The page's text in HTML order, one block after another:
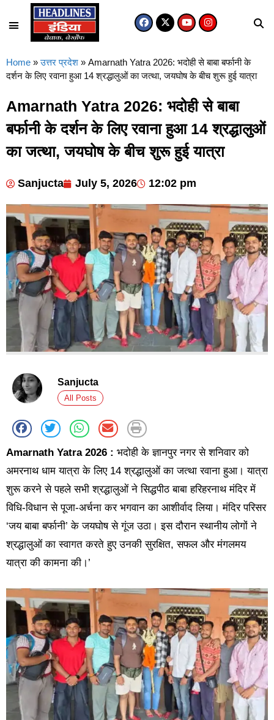
Home » उत्तर प्रदेश » Amarnath Yatra 2026: भदोही से बाबा बर्फानी के
दर्शन के लिए रवाना हुआ 14 श्रद्धालुओं का जत्था, जयघोष के बीच शुरू हुई यात्रा
Amarnath Yatra 2026: भदोही से बाबा
बर्फानी के दर्शन के लिए रवाना हुआ 14 श्रद्धालुओं
का जत्था, जयघोष के बीच शुरू हुई यात्रा
Sanjucta July 5, 2026 12:02 pm
Sanjucta
All Posts
Amarnath Yatra 2026 : भदोही के ज्ञानपुर नगर से शनिवार को
अमरनाथ धाम यात्रा के लिए 14 श्रद्धालुओं का जत्था रवाना हुआ। यात्रा
शुरू करने से पहले सभी श्रद्धालुओं ने सिद्धपीठ बाबा हरिहरनाथ मंदिर में
विधि-विधान से पूजा-अर्चना कर भगवान का आशीर्वाद लिया। मंदिर परिसर
‘जय बाबा बर्फानी’ के जयघोष से गूंज उठा। इस दौरान स्थानीय लोगों ने
श्रद्धालुओं का स्वागत करते हुए उनकी सुरक्षित, सफल और मंगलमय
यात्रा की कामना की।’